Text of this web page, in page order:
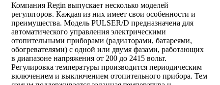
Компания Regin выпускает несколько моделей
регуляторов. Каждая из них имеет свои особенности и
преимущества. Модель PULSER/D предназначена для
автоматического управления электрическими
отопительными приборами (радиаторами, батареями,
обогревателями) с одной или двумя фазами, работающих
в диапазоне напряжения от 200 до 2415 вольт.
Регулировка температуры производится периодическим
включением и выключением отопительного прибора. Тем